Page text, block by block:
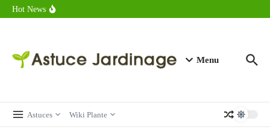
Aller au contenu
Hot News
Combien de calories dans un croque monsieur en 2025 ?
Menu
Astuces Wiki Plante